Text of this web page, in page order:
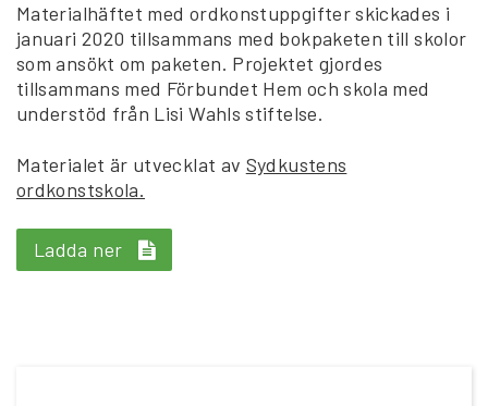
Materialhäftet med ordkonstuppgifter skickades i
januari 2020 tillsammans med bokpaketen till skolor
som ansökt om paketen. Projektet gjordes
tillsammans med Förbundet Hem och skola med
understöd från Lisi Wahls stiftelse.
Materialet är utvecklat av Sydkustens
ordkonstskola.
Ladda ner